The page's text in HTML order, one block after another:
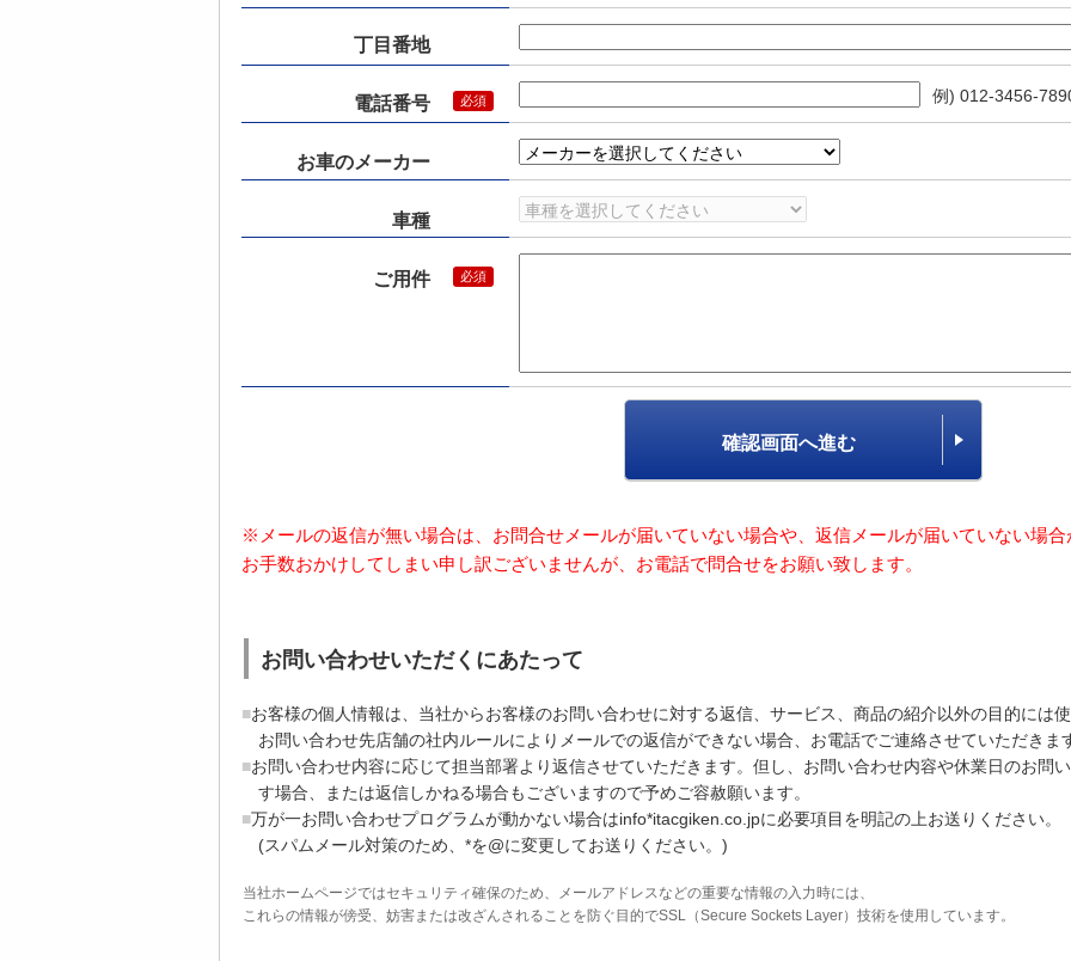
丁目番地
電話番号 例) 012-3456-
お車のメーカー
車種
ご用件
確認画面へ進む
※メールの返信が無い場合は、お問合せメールが届いていない場合や、返信メールが届いていない場
お手数おかけしてしまい申し訳ございませんが、お電話で問合せをお願い致します。
お問い合わせいただくにあたって
お客様の個人情報は、当社からお客様のお問い合わせに対する返信、サービス、商品の紹介以外の目的には
お問い合わせ先店舗の社内ルールによりメールでの返信ができない場合、お電話でご連絡させていただきま
お問い合わせ内容に応じて担当部署より返信させていただきます。但し、お問い合わせ内容や休業日のお問
す場合、または返信しかねる場合もございますので予めご容赦願います。
万が一お問い合わせプログラムが動かない場合はinfo*itacgiken.co.jpに必要項目を明記の上お送りください。
(スパムメール対策のため、*を@に変更してお送りください。)
当社ホームページではセキュリティ確保のため、メールアドレスなどの重要な情報の入力時には、
これらの情報が傍受、妨害または改ざんされることを防ぐ目的でSSL（Secure Sockets Layer）技術を使用しています。